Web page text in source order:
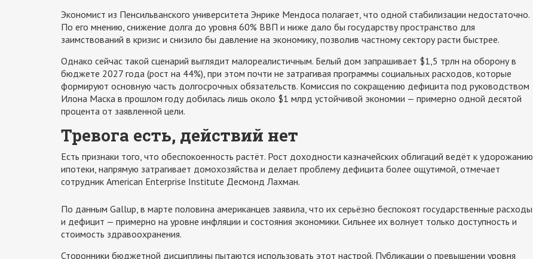
Экономист из Пенсильванского университета Энрике Мендоса полагает, что одной стабилизации недостаточно.
По его мнению, снижение долга до уровня 60% ВВП и ниже дало бы государству пространство для
заимствований в кризис и снизило бы давление на экономику, позволив частному сектору расти быстрее.
Однако сейчас такой сценарий выглядит малореалистичным. Белый дом запрашивает $1,5 трлн на оборону в
бюджете 2027 года (рост на 44%), при этом почти не затрагивая программы социальных расходов, которые
формируют основную часть долгосрочных обязательств. Комиссия по сокращению дефицита под руководством
Илона Маска в прошлом году добилась лишь около $1 млрд устойчивой экономии — примерно одной десятой
процента от заявленной цели.
Тревога есть, действий нет
Есть признаки того, что обеспокоенность растёт. Рост доходности казначейских облигаций ведёт к удорожанию
ипотеки, напрямую затрагивает домохозяйства и делает проблему дефицита более ощутимой, отмечает
сотрудник American Enterprise Institute Десмонд Лахман.
По данным Gallup, в марте половина американцев заявила, что их серьёзно беспокоят государственные расходы
и дефицит — примерно на уровне инфляции и состояния экономики. Сильнее их волнует только доступность и
стоимость здравоохранения.
Сторонники бюджетной дисциплины пытаются использовать этот настрой. Публикации о превышении уровня